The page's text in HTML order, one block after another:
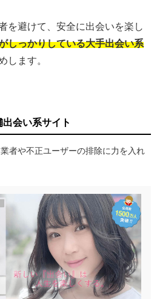
を避けて、安全に出会いを楽し
しっかりしている大手出会い系
します。
会い系サイト
者や不正ユーザーの排除に力を入れ